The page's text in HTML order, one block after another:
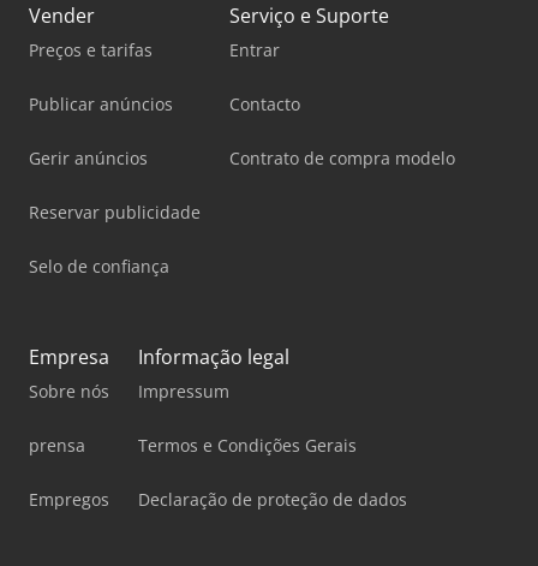
Vender
Preços e tarifas
Publicar anúncios
Gerir anúncios
Reservar publicidade
Selo de confiança
Serviço e Suporte
Entrar
Contacto
Contrato de compra modelo
Empresa
Sobre nós
prensa
Empregos
Informação legal
Impressum
Termos e Condições Gerais
Declaração de proteção de dados